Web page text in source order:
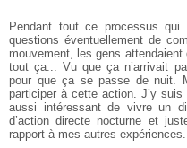
Pendant tout ce processus
questions éventuellement de
mouvement, les gens attendaient
tout ça... Vu que ça n’arrivait
pour que ça se passe de nuit.
participer à cette action. J’y
aussi intéressant de vivre un
d’action directe nocturne et
rapport à mes autres expériences.